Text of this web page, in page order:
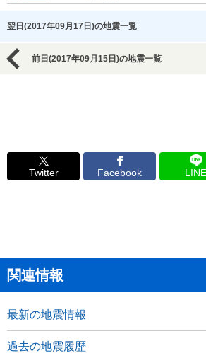
翌日(2017年09月17日)の地震一覧
前日(2017年09月15日)の地震一覧
Twitter Facebook LINE
関連情報
最新の地震情報
過去の地震履歴